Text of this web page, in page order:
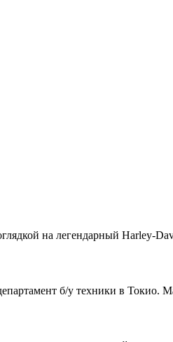
на легендарный Harley-
б/у техники в Токио.